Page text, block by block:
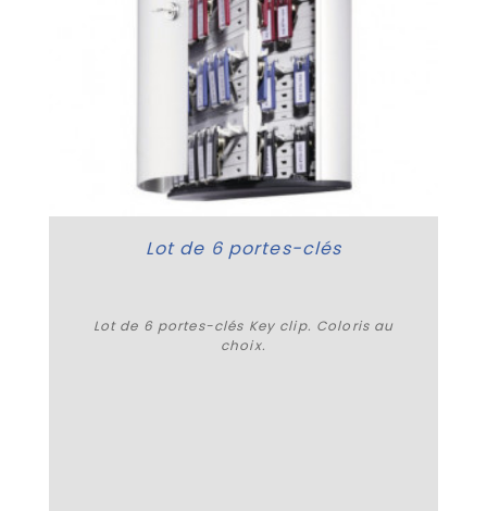
Lot de 6 portes-clés
Lot de 6 portes-clés Key clip. Coloris au
choix.